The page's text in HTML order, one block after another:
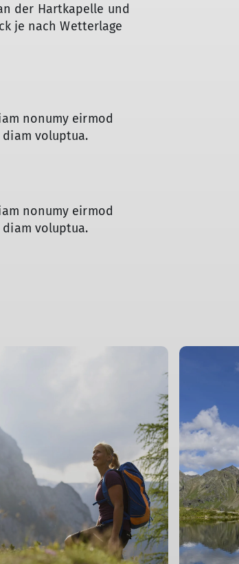
der Hartkapelle und
je nach Wetterlage
nonumy eirmod
voluptua.
nonumy eirmod
voluptua.